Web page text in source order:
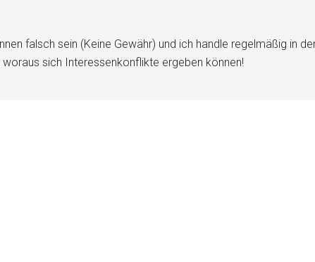
falsch sein (Keine Gewähr) und ich handle regelmäßig in
sich Interessenkonflikte ergeben können!